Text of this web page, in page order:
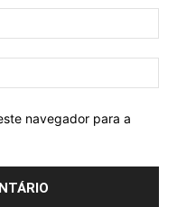
navegador para a